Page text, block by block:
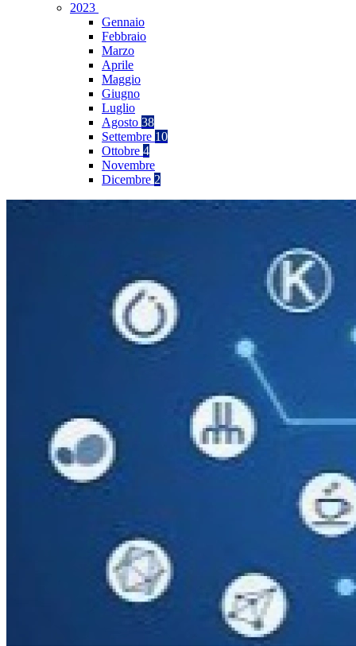
2023
Gennaio
Febbraio
Marzo
Aprile
Maggio
Giugno
Luglio
Agosto 38
Settembre 10
Ottobre 4
Novembre
Dicembre 2